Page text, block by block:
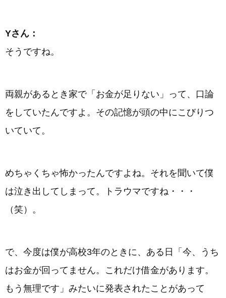
Yさん：
そうですね。
両親があるとき家で「お金が足りない」って、口論
をしていたんですよ。その記憶が頭の中にこびりつ
いていて。
めちゃくちゃ怖かったんですよね。それを聞いて僕
は泣き出してしまって。トラウマですね・・・
（笑）。
で、今度は僕が高校3年のときに、ある日「今、うち
はお金が回ってません。これだけ借金があります。
もう無理です」みたいに発表されたことがあって